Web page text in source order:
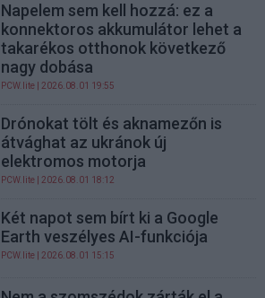
Napelem sem kell hozzá: ez a
konnektoros akkumulátor lehet a
takarékos otthonok következő
nagy dobása
PCW.lite | 2026.08.01 19:55
Drónokat tölt és aknamezőn is
átvághat az ukránok új
elektromos motorja
PCW.lite | 2026.08.01 18:12
Két napot sem bírt ki a Google
Earth veszélyes AI-funkciója
PCW.lite | 2026.08.01 15:15